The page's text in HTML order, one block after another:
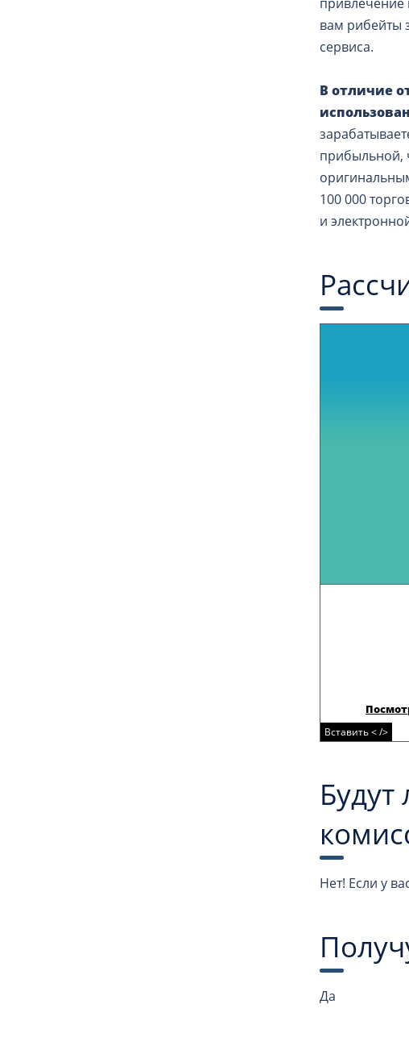
вам рибейты
сервиса.
В отличие
прибыльной,
100 000
и
Вставить < />
Нет! Если у
Да